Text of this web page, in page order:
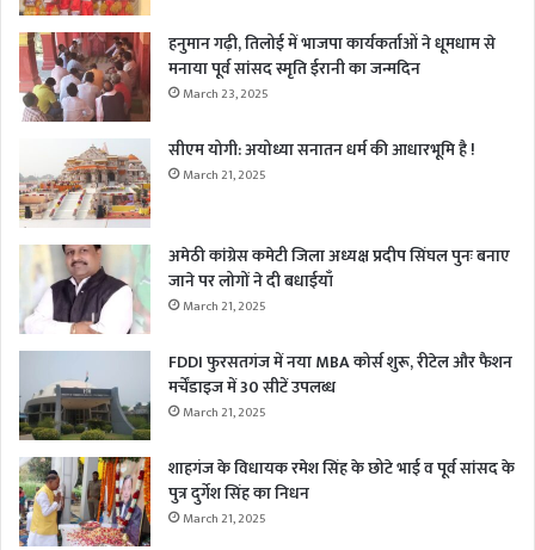
हनुमान गढ़ी, तिलोई में भाजपा कार्यकर्ताओं ने धूमधाम से
मनाया पूर्व सांसद स्मृति ईरानी का जन्मदिन
March 23, 2025
सीएम योगी: अयोध्या सनातन धर्म की आधारभूमि है !
March 21, 2025
अमेठी कांग्रेस कमेटी जिला अध्यक्ष प्रदीप सिंघल पुनः बनाए
जाने पर लोगों ने दी बधाईयाँ
March 21, 2025
FDDI फुरसतगंज में नया MBA कोर्स शुरू, रीटेल और फैशन
मर्चेंडाइज में 30 सीटें उपलब्ध
March 21, 2025
शाहगंज के विधायक रमेश सिंह के छोटे भाई व पूर्व सांसद के
पुत्र दुर्गेश सिंह का निधन
March 21, 2025